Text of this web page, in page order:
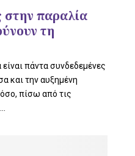
στην παραλία
τη
πάντα συνδεδεμένες
και την αυξημένη
πίσω από τις